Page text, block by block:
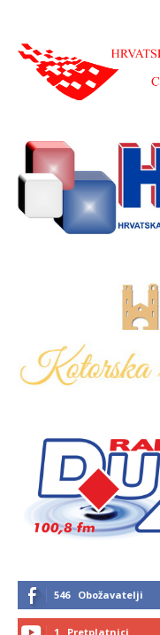
546 Obožavatelji
1 Pretplatnici